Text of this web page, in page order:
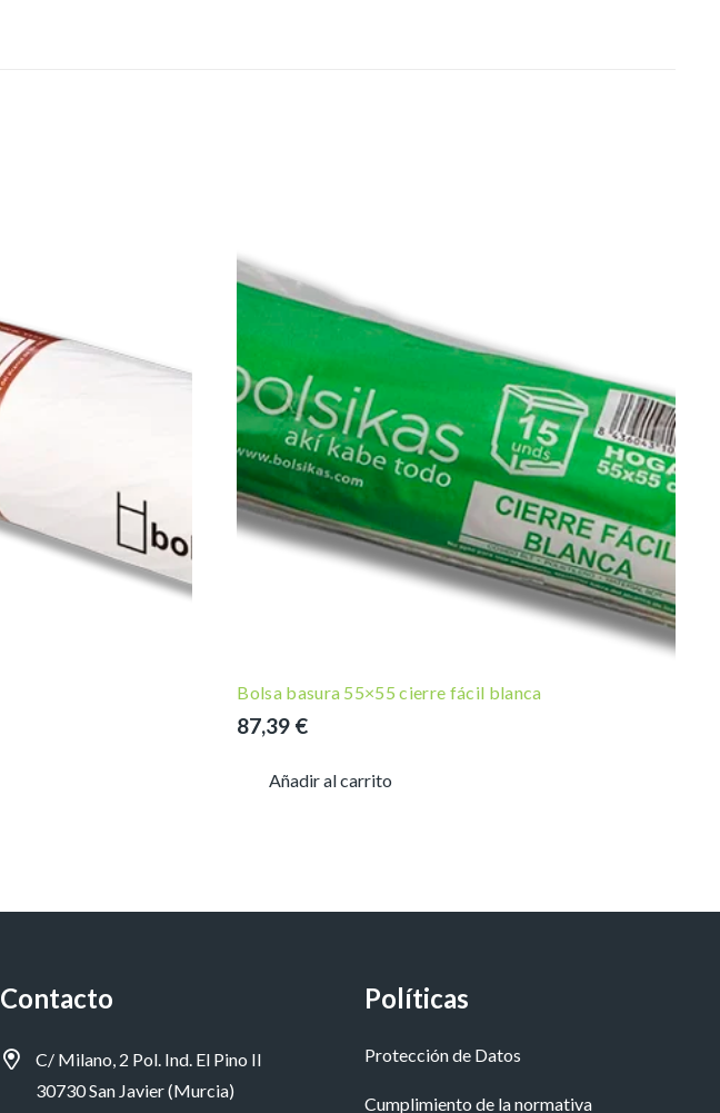
Bolsa basura 55×55 cierre fácil blanca
87,39 €
Añadir al carrito
Contacto
C/ Milano, 2 Pol. Ind. El Pino II
30730 San Javier (Murcia)
Políticas
Protección de Datos
Cumplimiento de la normativa